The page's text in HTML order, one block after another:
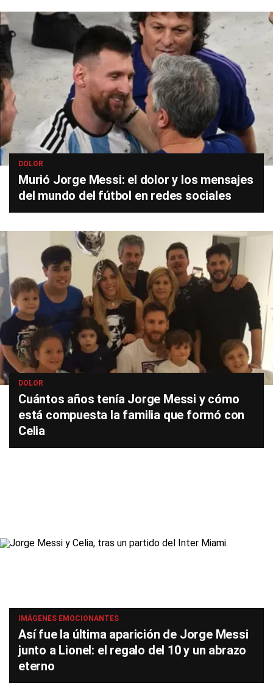
DOLOR
Murió Jorge Messi: el dolor y los mensajes
del mundo del fútbol en redes sociales
DOLOR
Cuántos años tenía Jorge Messi y cómo
está compuesta la familia que formó con
Celia
IMÁGENES EMOCIONANTES
Así fue la última aparición de Jorge Messi
junto a Lionel: el regalo del 10 y un abrazo
eterno